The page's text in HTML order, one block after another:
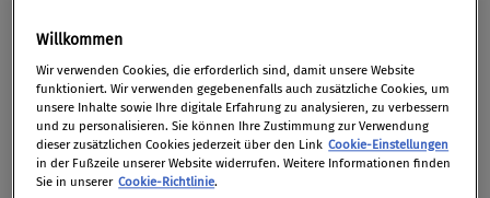
23. Februar 2011 / Erschienen in Compliance Praxis
1/2011, S. 46
Zahlreiche Persönlichkeiten aus Wirtschaft und
Willkommen
Wir verwenden Cookies, die erforderlich sind, damit unsere Website
funktioniert. Wir verwenden gegebenenfalls auch zusätzliche Cookies, um
unsere Inhalte sowie Ihre digitale Erfahrung zu analysieren, zu verbessern
und zu personalisieren. Sie können Ihre Zustimmung zur Verwendung
dieser zusätzlichen Cookies jederzeit über den Link Cookie-Einstellungen
in der Fußzeile unserer Website widerrufen. Weitere Informationen finden
Sie in unserer Cookie-Richtlinie.